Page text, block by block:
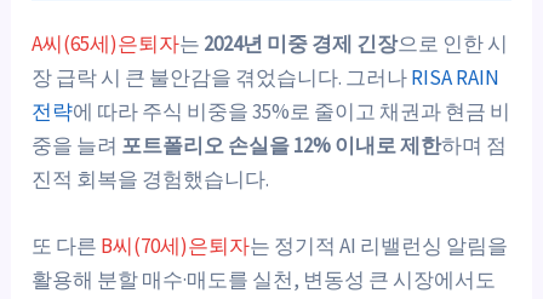
A씨(65세)은퇴자는 2024년 미중 경제 긴장으로 인한 시
장 급락 시 큰 불안감을 겪었습니다. 그러나RISA RAIN
전략에 따라 주식 비중을 35%로 줄이고 채권과 현금 비
중을 늘려 포트폴리오 손실을 12% 이내로 제한하며 점
진적 회복을 경험했습니다.
또 다른 B씨(70세)은퇴자는 정기적 AI 리밸런싱 알림을
활용해 분할 매수·매도를 실천, 변동성 큰 시장에서도